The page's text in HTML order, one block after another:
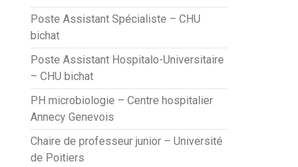
Poste Assistant Spécialiste – CHU
bichat
Poste Assistant Hospitalo-Universitaire
– CHU bichat
PH microbiologie – Centre hospitalier
Annecy Genevois
Chaire de professeur junior – Université
de Poitiers